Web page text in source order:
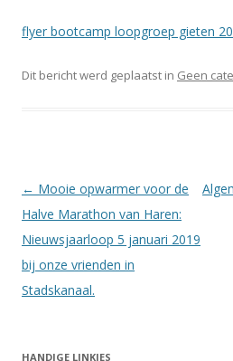
flyer bootcamp loopgroep gieten
Dit bericht werd geplaatst in Geen
Berichtnavigatie
← Mooie opwarmer voor de
Halve Marathon van Haren:
Nieuwsjaarloop 5 januari 2019
bij onze vrienden in
Stadskanaal.
HANDIGE LINKJES